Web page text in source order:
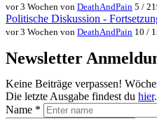
vor 3 Wochen von DeathAndPain 5 /
Politische Diskussion -
vor 3 Wochen von DeathAndPain 10 /
Newsletter
Keine Beiträge verpassen!
Die letzte Ausgabe findest du hier.
Name *